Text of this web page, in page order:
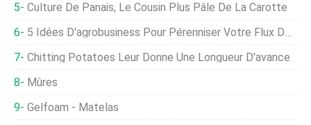
Culture De Panais, Le Cousin Plus Pâle De La Carotte
5 Idées D'agrobusiness Pour Pérenniser Votre Flux De Revenus
Chitting Potatoes Leur Donne Une Longueur D'avance
Mûres
Gelfoam - Matelas